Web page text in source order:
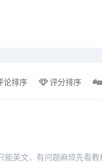
论排序 评分排序
英文，有问题麻烦先看教